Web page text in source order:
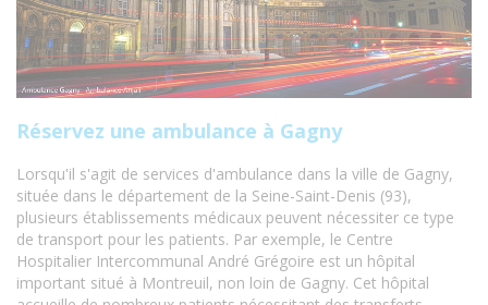
Réservez une ambulance à Gagny
Lorsqu'il s'agit de services d'ambulance dans la ville de Gagny,
située dans le département de la Seine-Saint-Denis (93),
plusieurs établissements médicaux peuvent nécessiter ce type
de transport pour les patients. Par exemple, le Centre
Hospitalier Intercommunal André Grégoire est un hôpital
important situé à Montreuil, non loin de Gagny. Cet hôpital